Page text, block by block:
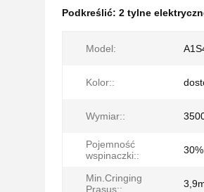
Podkreślić: 2 tylne
Model:
Kolor::
Wymiar::
Pojemność
wspinaczki::
30%
Min.Cringing
Prasus::